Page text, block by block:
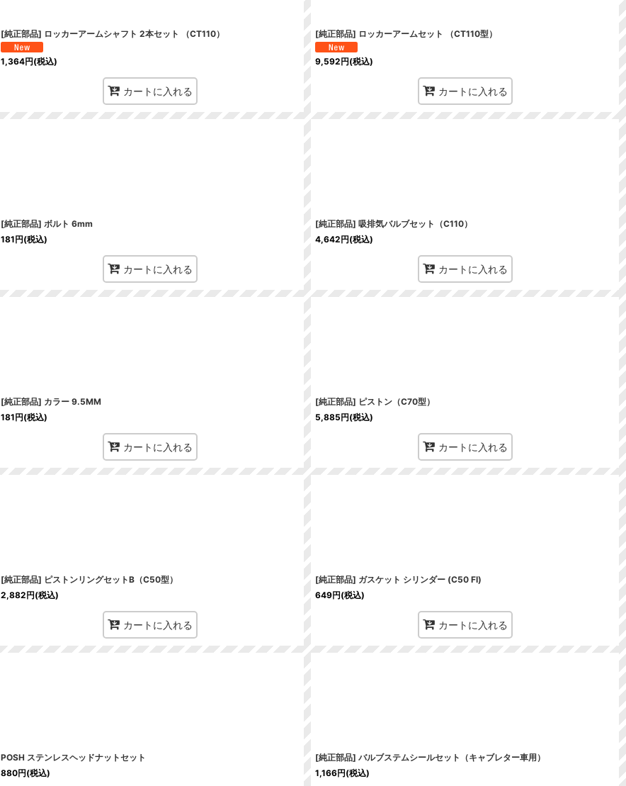
[純正部品] ロッカーアームシャフト 2本セット （CT110）
1,364円(税込)
カートに入れる
[純正部品] ロッカーアームセット （CT110型）
9,592円(税込)
カートに入れる
[純正部品] ボルト 6mm
181円(税込)
カートに入れる
[純正部品] 吸排気バルブセット（C110）
4,642円(税込)
カートに入れる
[純正部品] カラー 9.5MM
181円(税込)
カートに入れる
[純正部品] ピストン（C70型）
5,885円(税込)
カートに入れる
[純正部品] ピストンリングセットB（C50型）
2,882円(税込)
カートに入れる
[純正部品] ガスケット シリンダー (C50 FI)
649円(税込)
カートに入れる
POSH ステンレスヘッドナットセット
880円(税込)
[純正部品] バルブステムシールセット（キャブレター車用）
1,166円(税込)